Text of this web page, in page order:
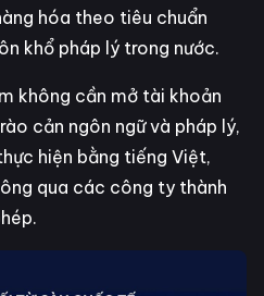
hóa theo tiêu chuẩn
khổ pháp lý trong nước.
không cần mở tài khoản
cản ngôn ngữ và pháp lý,
hiện bằng tiếng Việt,
qua các công ty thành